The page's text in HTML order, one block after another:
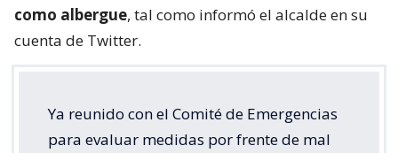
como albergue, tal como informó el alcalde en su
cuenta de Twitter.
Ya reunido con el Comité de Emergencias
para evaluar medidas por frente de mal